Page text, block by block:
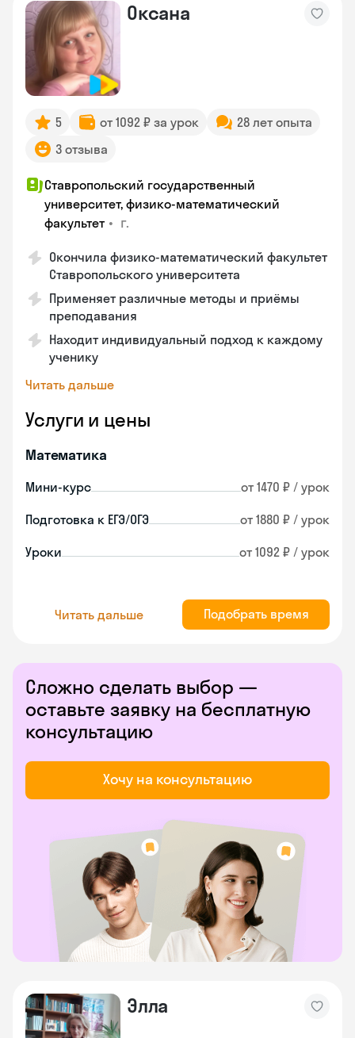
Оксана
5 от 1092 ₽ за урок
28 лет опыта
3 отзыва
Ставропольский государственный
университет, физико-математический
факультет • г.
Окончила физико-математический факультет
Ставропольского университета
Применяет различные методы и приёмы
преподавания
Находит индивидуальный подход к каждому
ученику
Читать дальше
Услуги и цены
Математика
Мини-курс от 1470 ₽ / урок
Подготовка к ЕГЭ/ОГЭ от 1880 ₽ / урок
Уроки от 1092 ₽ / урок
Читать дальше Подобрать время
Сложно сделать выбор —
оставьте заявку на бесплатную
консультацию
Хочу на консультацию
Элла